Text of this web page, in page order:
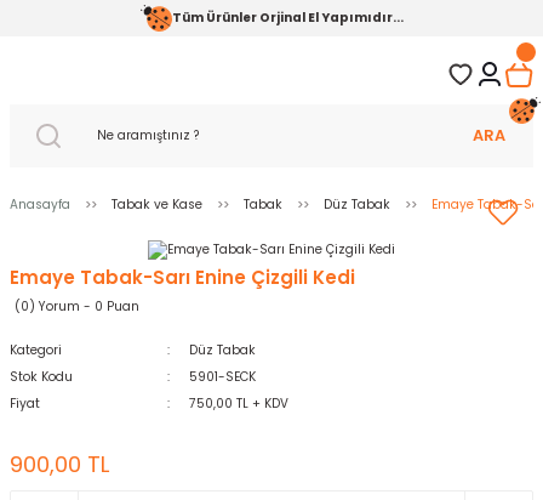
Tüm Ürünler Orjinal El Yapımıdır...
ARA
Anasayfa Tabak ve Kase Tabak Düz Tabak Emaye Tabak-
Emaye Tabak-Sarı Enine Çizgili Kedi
(0) Yorum - 0 Puan
Kategori
Düz Tabak
Stok Kodu
5901-SECK
Fiyat
750,00 TL + KDV
900,00 TL